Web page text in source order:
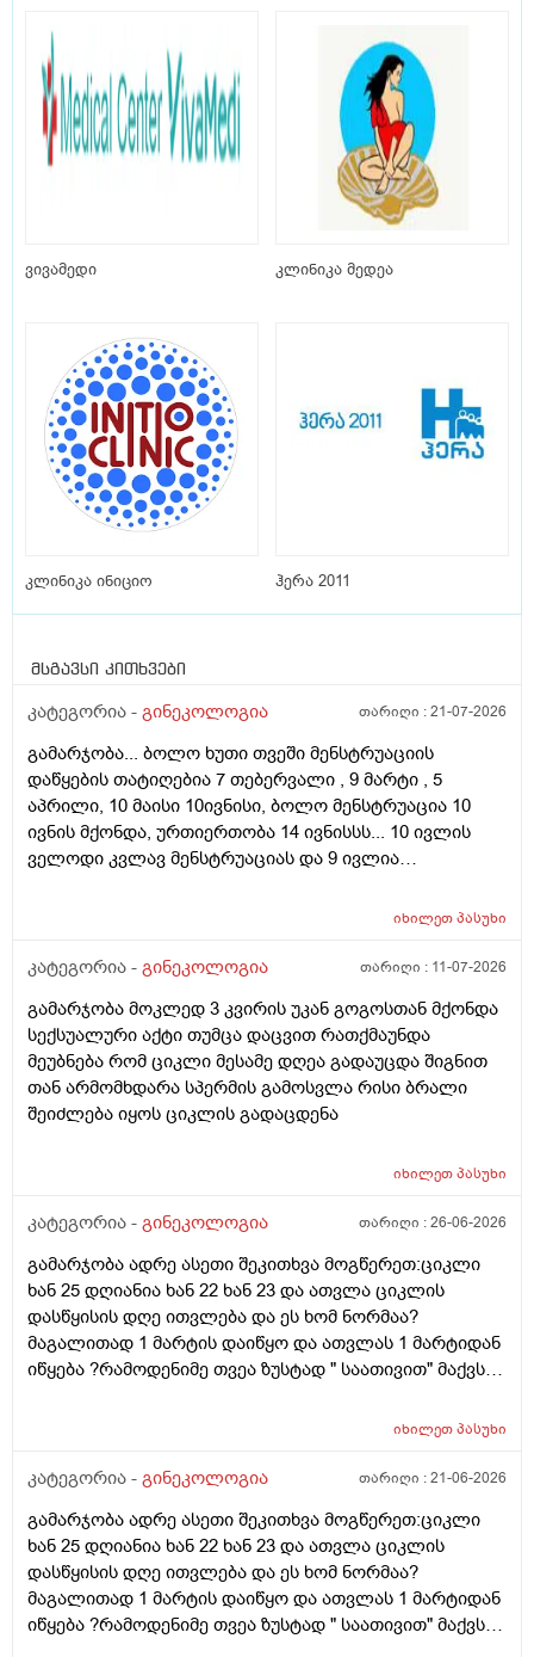
ვივამედი კლინიკა მედეა
კლინიკა ინიციო ჰერა 2011
მსგავსი კითხვები
კატეგორია - გინეკოლოგია თარიღი :21-07-2026
გამარჯობა... ბოლო ხუთი თვეში მენსტრუაციის
დაწყების თატიღებია 7 თებერვალი , 9 მარტი , 5
აპრილი, 10 მაისი 10ივნისი, ბოლო მენსტრუაცია 10
ივნის მქონდა, ურთიერთობა 14 ივნისსს... 10 ივლის
ველოდი კვლავ მენსტრუაციას და 9 ივლია
მენსტრუაცია 10 დღეა გადამიცდს,,, ორსულობას არ
თვე გავიდა... 9 ივლის რო დავორსულებოდი როგორ
ტკივილის ხან არა, შარდვის შემდეგ ტკივილი და
შებერილობის შეგრძმება...ჩემით ორციპოლი და
ნოშპაც დავლიეე.... რა უნდა ვქნა
იხილეთპასუხი
კატეგორია - გინეკოლოგია თარიღი : 11-07-2026
გამარჯობა მოკლედ 3 კვირის უკან გოგოსთან მქონდა
სექსუალური აქტი თუმცა დაცვით რათქმაუნდა
მეუბნება რომ ციკლი მესამე დღეა გადაუცდა შიგნით
თან არმომხდარა სპერმის გამოსვლა რისი ბრალი
შეიძლება იყოს ციკლის გადაცდენა
იხილეთპასუხი
კატეგორია - გინეკოლოგია თარიღი :26-06-2026
გამარჯობა ადრე ასეთი შეკითხვა მოგწერეთ:ციკლი
ხან 25 დღიანია ხან 22 ხან 23 და ათვლა ციკლის
დასწყისის დღე ითვლება და ეს ხომ ნორმაა?
მაგალითად 1 მარტის დაიწყო და ათვლას 1 მარტიდან
იწყება ?რამოდენიმე თვეა ზუსტად " საათივით" მაქვს
მეშინია კიდევ ხომ არ ჩამოიწევს? მინდა რომ 25 ან
განმავლობაში ? შესაძლოა ისევ 23 ან 25 დღიანი
რამეა.ზოგადად წლებია აუტოიმონური თირეოდიტი
მაქვს.ხშირად მაქვს სანერვიულო.რითი შეიძლება
უნდაცკვების სახით რომ ვმართო ციკლის დღეები?
პასუხიც მივიღე და არა, ყველაფერი ჩვეულებრივადაა
არც ჭარბი სისხლდება არ არის.ადრე რომ 7 დღემდე
იხილეთპასუხი
კატეგორია - გინეკოლოგია თარიღი :21-06-2026
გამარჯობა ადრე ასეთი შეკითხვა მოგწერეთ:ციკლი
ხან 25 დღიანია ხან 22 ხან 23 და ათვლა ციკლის
დასწყისის დღე ითვლება და ეს ხომ ნორმაა?
მაგალითად 1 მარტის დაიწყო და ათვლას 1 მარტიდან
იწყება ?რამოდენიმე თვეა ზუსტად " საათივით" მაქვს